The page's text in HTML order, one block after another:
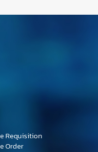
Requisition
Order